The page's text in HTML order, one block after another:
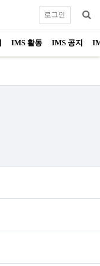
IMS 활동 IMS 공지
로그인